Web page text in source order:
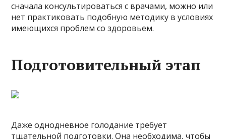
сначала консультироваться с врачами, можно или
нет практиковать подобную методику в условиях
имеющихся проблем со здоровьем.
Подготовительный этап
Даже однодневное голодание требует
тщательной подготовки. Она необходима, чтобы